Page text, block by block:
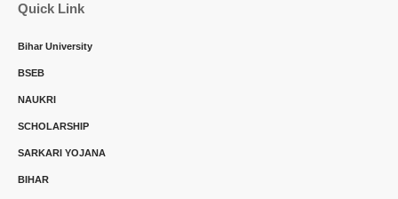
Quick Link
Bihar University
BSEB
NAUKRI
SCHOLARSHIP
SARKARI YOJANA
BIHAR